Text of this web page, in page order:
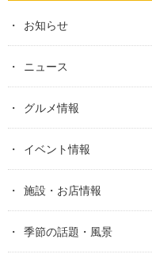
お知らせ
ニュース
グルメ情報
イベント情報
施設・お店情報
季節の話題・風景